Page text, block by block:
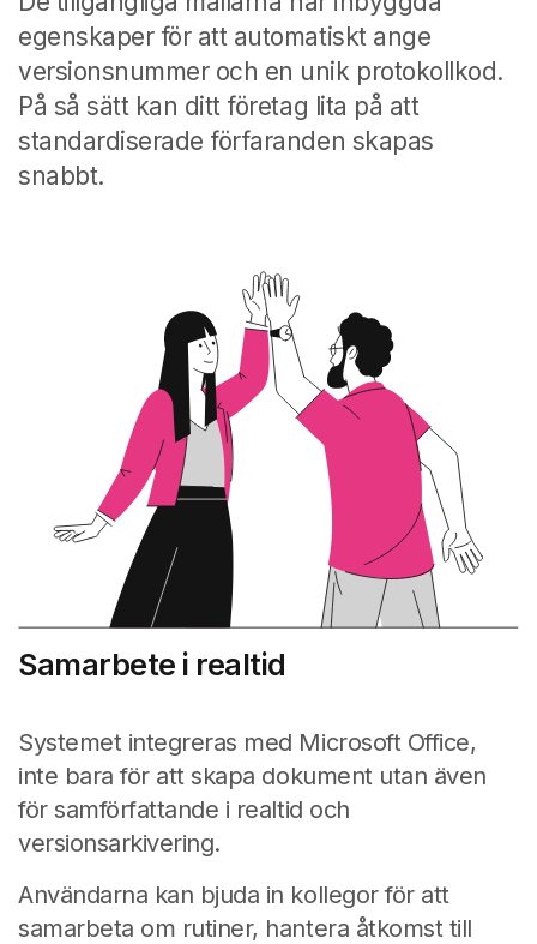
egenskaper för att automatiskt ange
versionsnummer och en unik protokollkod.
På så sätt kan ditt företag lita på att
standardiserade förfaranden skapas
snabbt.
Samarbete i realtid
Systemet integreras med Microsoft Office,
inte bara för att skapa dokument utan även
för samförfattande i realtid och
versionsarkivering.
Användarna kan bjuda in kollegor för att
samarbeta om rutiner, hantera åtkomst till